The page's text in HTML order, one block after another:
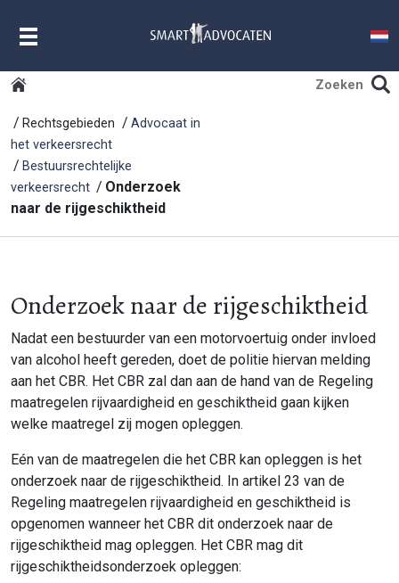
Rechtsgebieden
Advocaat in
het verkeersrecht
Bestuursrechtelijke
verkeersrecht
Onderzoek
naar de rijgeschiktheid
Onderzoek naar de rijgeschiktheid
Nadat een bestuurder van een motorvoertuig onder invloed
van alcohol heeft gereden, doet de politie hiervan melding
aan het CBR. Het CBR zal dan aan de hand van de Regeling
maatregelen rijvaardigheid en geschiktheid gaan kijken
welke maatregel zij mogen opleggen.
Eén van de maatregelen die het CBR kan opleggen is het
onderzoek naar de rijgeschiktheid. In artikel 23 van de
Regeling maatregelen rijvaardigheid en geschiktheid is
opgenomen wanneer het CBR dit onderzoek naar de
rijgeschiktheid mag opleggen. Het CBR mag dit
rijgeschiktheidsonderzoek opleggen: